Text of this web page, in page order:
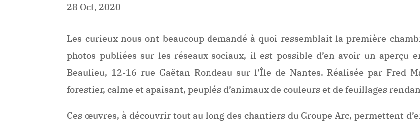
28 Oct, 2020
Les curieux nous ont beaucoup demandé à quoi ressemblait la première
photos publiées sur les réseaux sociaux, il est possible d’en avoir un aperçu
Beaulieu, 12-16 rue Gaëtan Rondeau sur l’Île de Nantes. Réalisée par Fred
forestier, calme et apaisant, peuplés d’animaux de couleurs et de feuillages
Ces œuvres, à découvrir tout au long des chantiers du Groupe Arc, permettent